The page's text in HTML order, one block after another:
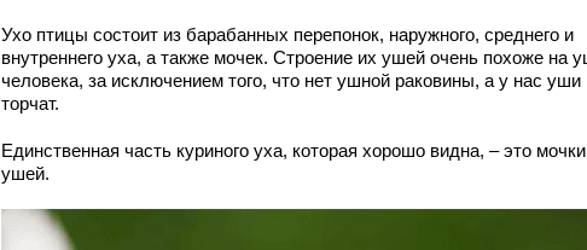
Ухо птицы состоит из барабанных перепонок, наружного, среднего и
внутреннего уха, а также мочек. Строение их ушей очень похоже на
человека, за исключением того, что нет ушной раковины, а у нас уши
торчат.
Единственная часть куриного уха, которая хорошо видна, – это мочки
ушей.